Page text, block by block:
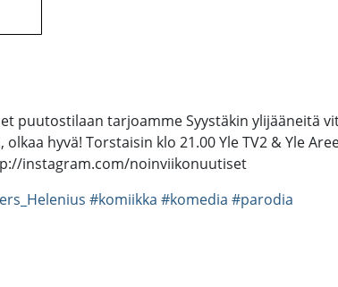
puutostilaan tarjoamme Syystäkin ylijääneitä
hyvä! Torstaisin klo 21.00 Yle TV2 & Yle
instagram.com/noinviikonuutiset
#komiikka #komedia #parodia